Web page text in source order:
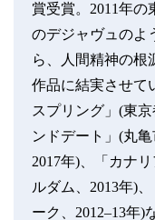
賞受賞。2011年
のデジャヴュのよ
ら、人間精神の根
作品に結実させて
スプリング」(東
ンドデート」(丸
2017年)、「カナ
ルダム、2013年)
ーク、2012–13年)